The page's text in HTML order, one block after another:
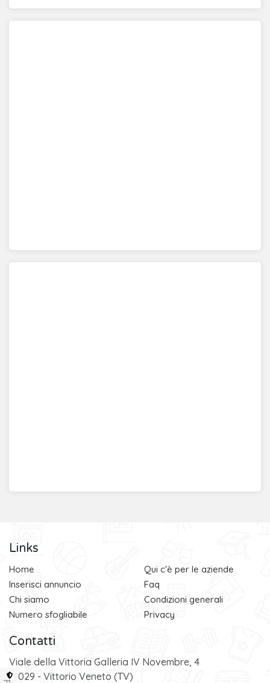
Links
Home
Inserisci annuncio
Chi siamo
Numero sfogliabile
Qui c'è per le aziende
Faq
Condizioni generali
Privacy
Contatti
Viale della Vittoria Galleria IV Novembre, 4
31029 - Vittorio Veneto (TV)